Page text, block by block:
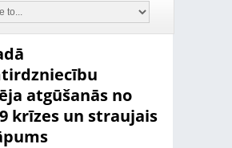
atgūšanās no
krīzes un straujais